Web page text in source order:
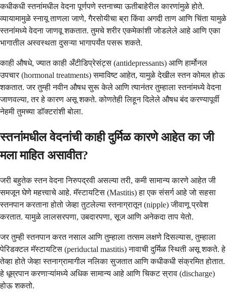
कधीकधी स्तनांमधील वेदना पूर्णपणे स्तनाच्या ऊतीबाहेरील कारणांमुळे होते.
व्यायामामुळे स्नायू ताणला जाणे, गैरसोयीचा ब्रा किंवा अगदी ताण आणि चिंता यामुळे
स्तनांमध्ये वेदना जाणवू शकतात. तुमचे शरीर एकमेकांशी जोडलेले आहे आणि एका
भागातील अस्वस्थता दुसऱ्या भागापर्यंत पसरू शकते.
काही औषधे, ज्यात काही अँटीडिप्रेसंट्स (antidepressants) आणि हार्मोनल
उपचार (hormonal treatments) समाविष्ट आहेत, यामुळे देखील स्तन कोमल होऊ
शकतात. जर तुम्ही नवीन औषध सुरू केले आणि त्यानंतर तुम्हाला स्तनांमध्ये वेदना
जाणवल्या, तर हे कारण असू शकते. कोणतेही लिहून दिलेले औषध बंद करण्यापूर्वी
नेहमी तुमच्या डॉक्टरांशी बोला.
स्तनांमधील वेदनांची काही दुर्मिळ कारणे आहेत का जी
मला माहित असावीत?
जरी बहुतेक स्तन वेदना निरुपद्रवी असल्या तरी, कमी सामान्य कारणे आहेत जी
समजून घेणे महत्त्वाचे आहे. मॅस्टायटिस (Mastitis) हा एक संसर्ग आहे जो सहसा
स्तनपान करताना होतो जेव्हा तुटलेल्या स्तनाग्रातून (nipple) जीवाणू प्रवेश
करतात. यामुळे लालसरपणा, उबदारपणा, सूज आणि अनेकदा ताप येतो.
जर तुम्ही स्तनपान करत नसाल आणि तुम्हाला तत्सम लक्षणे दिसल्यास, तुम्हाला
पेरिडक्टल मॅस्टायटिस (periductal mastitis) नावाची दुर्मिळ स्थिती असू शकते. हे
तेव्हा होते जेव्हा स्तनाग्रामागील नलिका सुजतात आणि कधीकधी संक्रमित होतात.
हे धूम्रपान करणाऱ्यांमध्ये अधिक सामान्य आहे आणि चिकट स्राव (discharge)
होऊ शकतो.